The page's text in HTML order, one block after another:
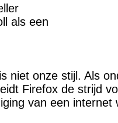
als een
niet onze stijl. Als
Firefox de strijd
van een internet